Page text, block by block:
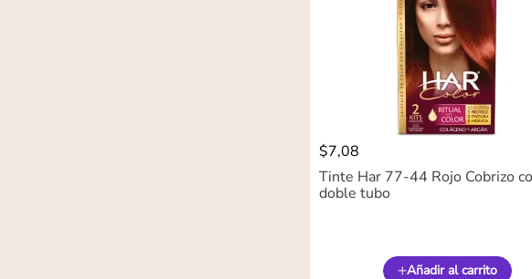
$7,08
Tinte Har 77-44 Rojo Cobrizo
doble tubo
Añadir al carrito